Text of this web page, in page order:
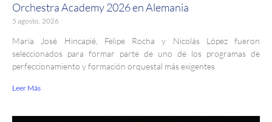
Orchestra Academy 2026 en Alemania
5 agosto, 2026
María José Hincapié, Felipe Rocha y Nicolás López fueron
seleccionados para formar parte de uno de los programas de
perfeccionamiento y formación orquestal más exigentes
Leer Más